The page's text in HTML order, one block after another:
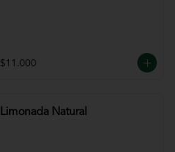
$11.000
Limonada Natural